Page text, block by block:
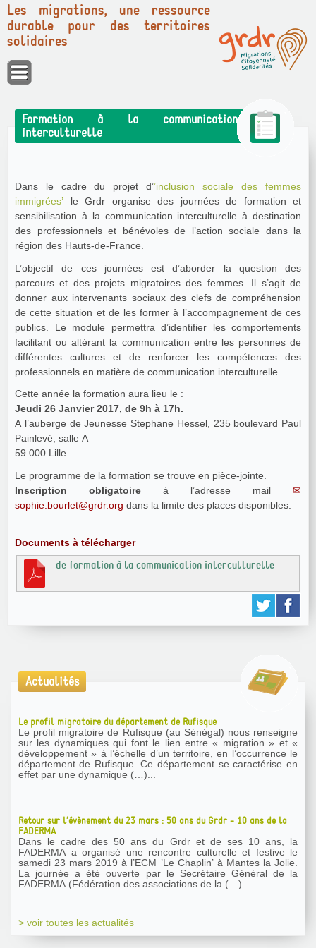
Panneau de gestion des cookies
Les migrations, une ressource
durable pour des territoires
solidaires
Formation à la communication
interculturelle
Dans le cadre du projet d’’inclusion sociale des femmes
immigrées’ le Grdr organise des journées de formation et
sensibilisation à la communication interculturelle à destination
des professionnels et bénévoles de l’action sociale dans la
région des Hauts-de-France.
L’objectif de ces journées est d’aborder la question des
parcours et des projets migratoires des femmes. Il s’agit de
donner aux intervenants sociaux des clefs de compréhension
de cette situation et de les former à l’accompagnement de ces
publics. Le module permettra d’identifier les comportements
facilitant ou altérant la communication entre les personnes de
différentes cultures et de renforcer les compétences des
professionnels en matière de communication interculturelle.
Cette année la formation aura lieu le :
Jeudi 26 Janvier 2017, de 9h à 17h.
A l’auberge de Jeunesse Stephane Hessel, 235 boulevard Paul
Painlevé, salle A
59 000 Lille
Le programme de la formation se trouve en pièce-jointe.
Inscription obligatoire à l’adresse mail
sophie.bourlet@grdr.org dans la limite des places disponibles.
Documents à télécharger
de formation à la communication interculturelle
Actualités
Le profil migratoire du département de Rufisque
Le profil migratoire de Rufisque (au Sénégal) nous renseigne
sur les dynamiques qui font le lien entre « migration » et «
développement » à l’échelle d’un territoire, en l’occurrence le
département de Rufisque. Ce département se caractérise en
effet par une dynamique (…)...
Retour sur l’évènement du 23 mars : 50 ans du Grdr - 10 ans de la
FADERMA
Dans le cadre des 50 ans du Grdr et de ses 10 ans, la
FADERMA a organisé une rencontre culturelle et festive le
samedi 23 mars 2019 à l’ECM ’Le Chaplin’ à Mantes la Jolie.
La journée a été ouverte par le Secrétaire Général de la
FADERMA (Fédération des associations de la (…)...
> voir toutes les actualités